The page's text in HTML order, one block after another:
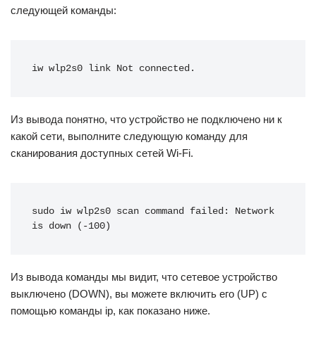
следующей команды:
iw wlp2s0 link Not connected.
Из вывода понятно, что устройство не подключено ни к
какой сети, выполните следующую команду для
сканирования доступных сетей Wi-Fi.
sudo iw wlp2s0 scan command failed: Network
is down (-100)
Из вывода команды мы видит, что сетевое устройство
выключено (DOWN), вы можете включить его (UP) с
помощью команды ip, как показано ниже.